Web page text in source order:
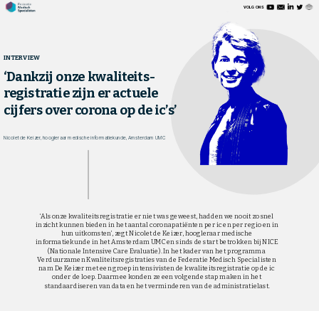
VOLG ONS
INTERVIEW
‘Dankzij onze kwaliteits-
registratie zijn er actuele
cijfers over corona op de ic’s’
Nicolet de Keizer, hoogleraar medische informatiekunde, Amsterdam UMC
‘Als onze kwaliteitsregistratie er niet was geweest, hadden we nooit zo snel
inzicht kunnen bieden in het aantal coronapatiënten per ic en per regio en in
hun uitkomsten’, zegt Nicolet de Keizer, hoogleraar medische
informatiekunde in het Amsterdam UMC en sinds de start betrokken bij NICE
(Nationale Intensive Care Evaluatie). In het kader van het programma
Verduurzamen Kwaliteitsregistraties van de Federatie Medisch Specialisten
nam De Keizer met een groep intensivisten de kwaliteitsregistratie op de ic
onder de loep. Daarmee konden ze een volgende stap maken in het
standaardiseren van data en het verminderen van de administratielast.